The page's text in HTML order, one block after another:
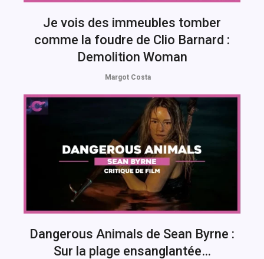
Je vois des immeubles tomber
comme la foudre de Clio Barnard :
Demolition Woman
Margot Costa
Dangerous Animals de Sean Byrne :
Sur la plage ensanglantée…